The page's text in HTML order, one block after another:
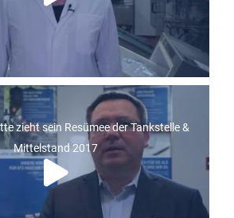
zieht sein Resümee der Tankstelle &
Mittelstand 2017